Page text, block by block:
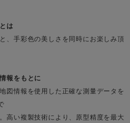
は
、手彩色の美しさを同時にお楽しみ頂
報をもとに
図情報を使用した正確な測量データを
高い複製技術により、原型精度を最大